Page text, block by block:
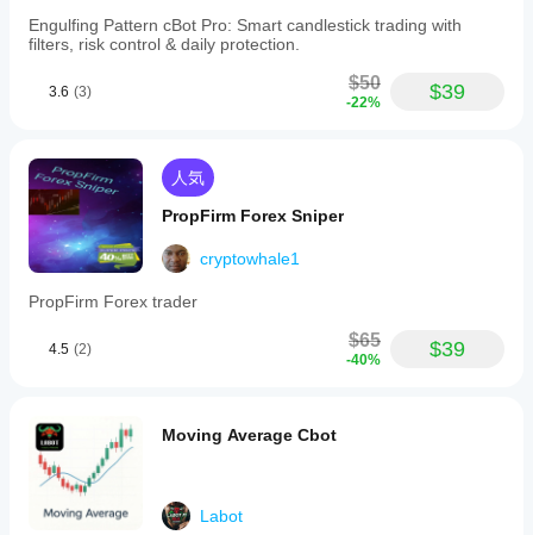
Engulfing Pattern cBot Pro: Smart candlestick trading with
filters, risk control & daily protection.
3.6 (3) $50
-22% $39
人気
PropFirm Forex Sniper
cryptowhale1
PropFirm Forex trader
4.5 (2) $65
-40% $39
Moving Average Cbot
Labot